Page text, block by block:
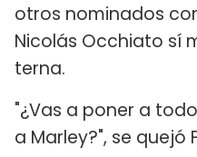
otros nominados
Nicolás Occhiato sí
terna.
"¿Vas a poner a
a Marley?", se quejó